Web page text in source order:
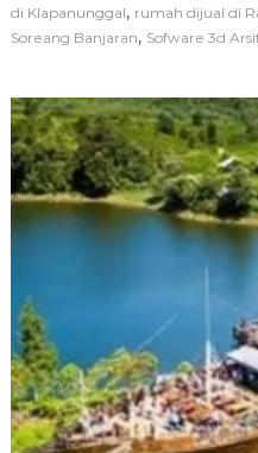
di Klapanunggal, rumah dijual di
Soreang Banjaran, Sofware 3d